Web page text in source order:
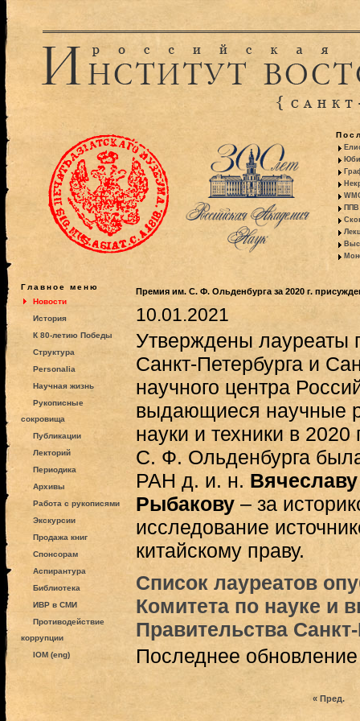
ППВ
Главное меню
Новости
История
К 80-летию Победы
Структура
Personalia
Научная жизнь
Рукописные
сокровища
Публикации
Лекторий
Периодика
Архивы
Работа с рукописями
Экскурсии
Продажа книг
Спонсорам
Аспирантура
Библиотека
ИВР в СМИ
Противодействие
коррупции
IOM (eng)
Премия им. С. Ф. Ольденбурга за 2020 г.
10.01.2021
Утверждены лауреаты
Санкт-Петербурга и
научного центра
выдающиеся научные
науки и техники в
С. Ф. Ольденбурга
РАН д. и. н.
Рыбакову– за
исследование
китайскому праву.
Список лауреатов
Комитета по науке и
Правительства
Последнее
« Пред.